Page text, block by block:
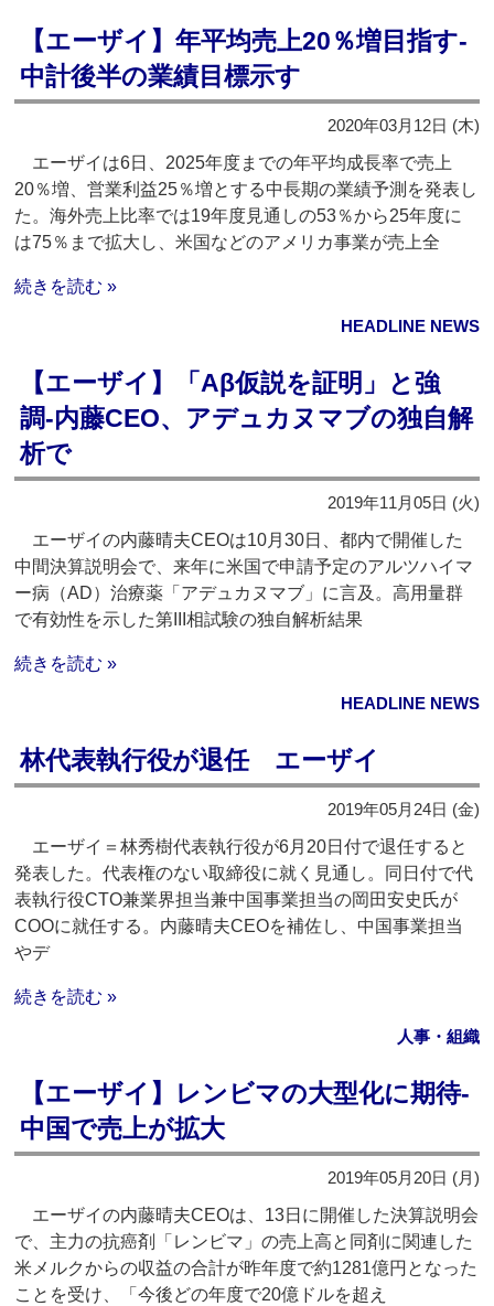
【エーザイ】年平均売上20％増目指す‐
中計後半の業績目標示す
2020年03月12日 (木)
エーザイは6日、2025年度までの年平均成長率で売上
20％増、営業利益25％増とする中長期の業績予測を発表し
た。海外売上比率では19年度見通しの53％から25年度に
は75％まで拡大し、米国などのアメリカ事業が売上全
続きを読む »
HEADLINE NEWS
【エーザイ】「Aβ仮説を証明」と強
調‐内藤CEO、アデュカヌマブの独自解
析で
2019年11月05日 (火)
エーザイの内藤晴夫CEOは10月30日、都内で開催した
中間決算説明会で、来年に米国で申請予定のアルツハイマ
ー病（AD）治療薬「アデュカヌマブ」に言及。高用量群
で有効性を示した第III相試験の独自解析結果
続きを読む »
HEADLINE NEWS
林代表執行役が退任 エーザイ
2019年05月24日 (金)
エーザイ＝林秀樹代表執行役が6月20日付で退任すると
発表した。代表権のない取締役に就く見通し。同日付で代
表執行役CTO兼業界担当兼中国事業担当の岡田安史氏が
COOに就任する。内藤晴夫CEOを補佐し、中国事業担当
やデ
続きを読む »
人事・組織
【エーザイ】レンビマの大型化に期待‐
中国で売上が拡大
2019年05月20日 (月)
エーザイの内藤晴夫CEOは、13日に開催した決算説明会
で、主力の抗癌剤「レンビマ」の売上高と同剤に関連した
米メルクからの収益の合計が昨年度で約1281億円となった
ことを受け、「今後どの年度で20億ドルを超え